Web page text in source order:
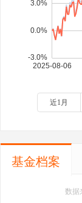
近1月
基金档案
数据